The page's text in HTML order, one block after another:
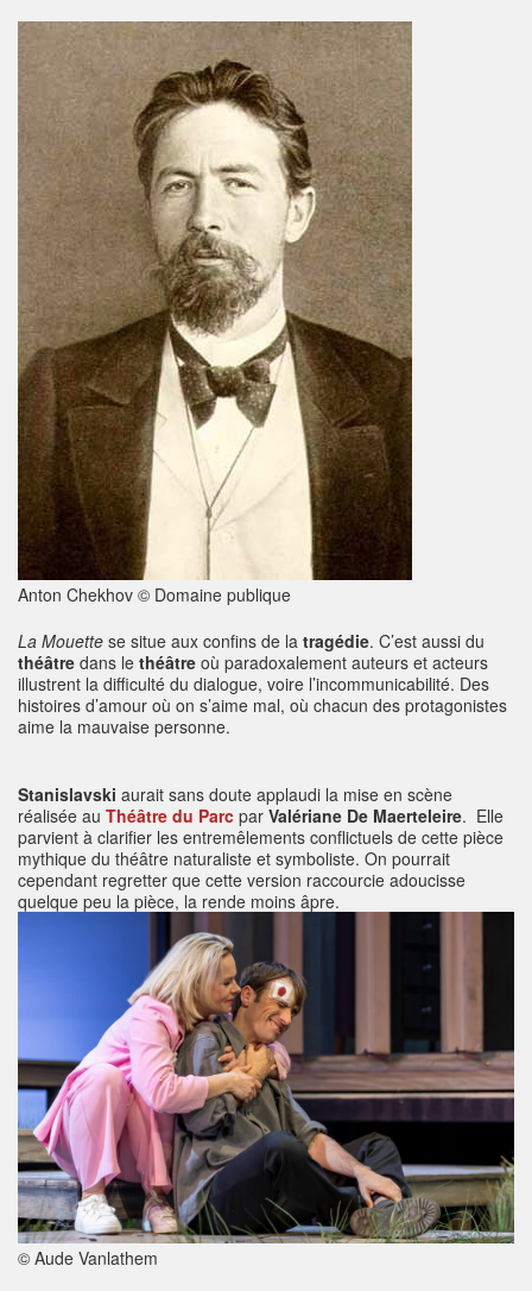
Anton Chekhov © Domaine publique
La Mouette se situe aux confins de la tragédie. C’est aussi du
théâtre dans le théâtre où paradoxalement auteurs et acteurs
illustrent la difficulté du dialogue, voire l’incommunicabilité. Des
histoires d’amour où on s’aime mal, où chacun des protagonistes
aime la mauvaise personne.
Stanislavski aurait sans doute applaudi la mise en scène
réalisée au Théâtre du Parc par Valériane De Maerteleire. Elle
parvient à clarifier les entremêlements conflictuels de cette pièce
mythique du théâtre naturaliste et symboliste. On pourrait
cependant regretter que cette version raccourcie adoucisse
quelque peu la pièce, la rende moins âpre.
© Aude Vanlathem